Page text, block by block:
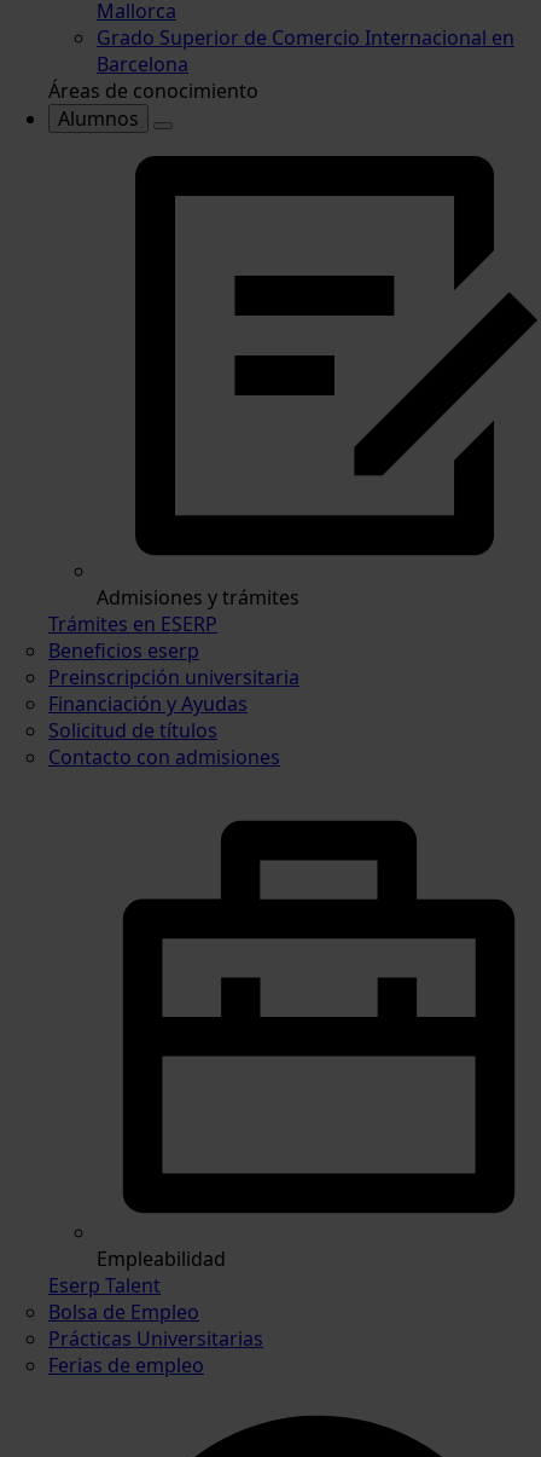
Mallorca
Grado Superior de Comercio Internacional en
Barcelona
Áreas de conocimiento
Alumnos
Admisiones y trámites
Trámites en ESERP
Beneficios eserp
Preinscripción universitaria
Financiación y Ayudas
Solicitud de títulos
Contacto con admisiones
Empleabilidad
Eserp Talent
Bolsa de Empleo
Prácticas Universitarias
Ferias de empleo